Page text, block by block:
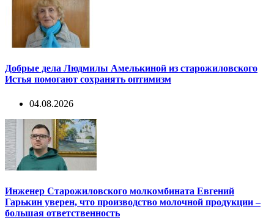
Добрые дела Людмилы Амелькиной из старожиловского
Истья помогают сохранять оптимизм
04.08.2026
Инженер Старожиловского молкомбината Евгений
Гарькин уверен, что производство молочной продукции –
большая ответственность